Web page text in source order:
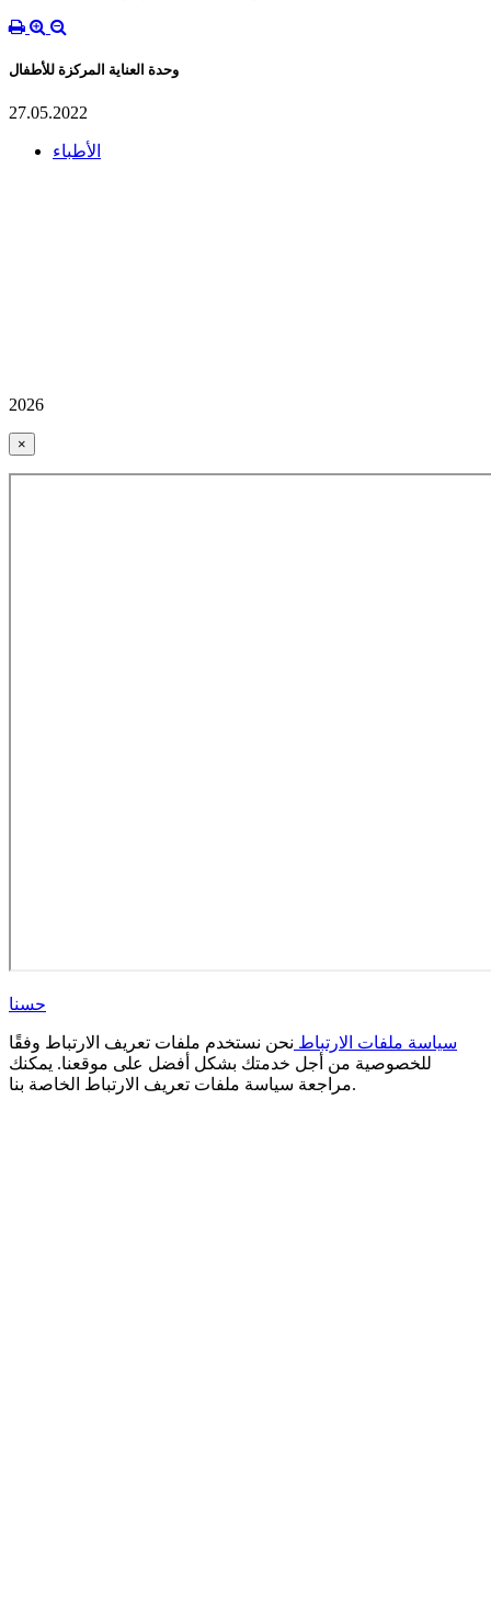
وحدة العناية المركزة للأطفال
27.05.2022
الأطباء
2026
×
حسنا
سياسة ملفات الارتباط نحن نستخدم ملفات تعريف الارتباط وفقًا
للخصوصية من أجل خدمتك بشكل أفضل على موقعنا. يمكنك
مراجعة سياسة ملفات تعريف الارتباط الخاصة بنا.